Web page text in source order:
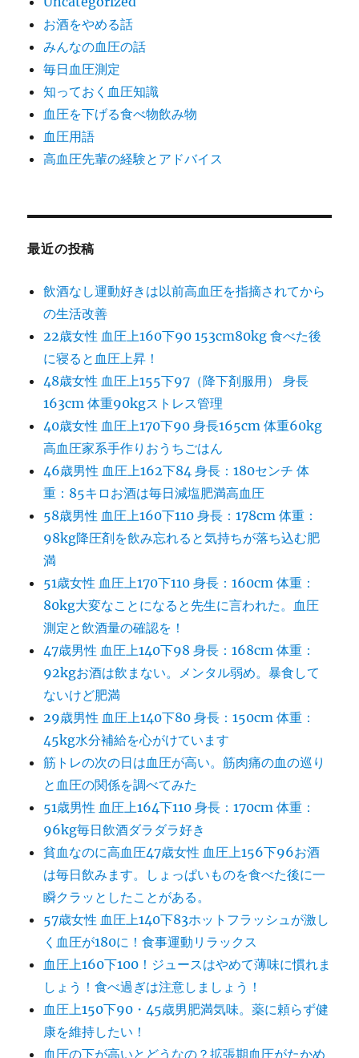
お酒をやめる話
みんなの血圧の話
毎日血圧測定
知っておく血圧知識
血圧を下げる食べ物飲み物
血圧用語
高血圧先輩の経験とアドバイス
最近の投稿
飲酒なし運動好きは以前高血圧を指摘されてから
の生活改善
22歳女性 血圧上160下90 153cm80kg 食べた後
に寝ると血圧上昇！
48歳女性 血圧上155下97（降下剤服用） 身長
163cm 体重90kgストレス管理
40歳女性 血圧上170下90 身長165cm 体重60kg
高血圧家系手作りおうちごはん
46歳男性 血圧上162下84 身長：180センチ 体
重：85キロお酒は毎日減塩肥満高血圧
58歳男性 血圧上160下110 身長：178cm 体重：
98kg降圧剤を飲み忘れると気持ちが落ち込む肥
満
51歳女性 血圧上170下110 身長：160cm 体重：
80kg大変なことになると先生に言われた。血圧
測定と飲酒量の確認を！
47歳男性 血圧上140下98 身長：168cm 体重：
92kgお酒は飲まない。メンタル弱め。暴食して
ないけど肥満
29歳男性 血圧上140下80 身長：150cm 体重：
45kg水分補給を心がけています
筋トレの次の日は血圧が高い。筋肉痛の血の巡り
と血圧の関係を調べてみた
51歳男性 血圧上164下110 身長：170cm 体重：
96kg毎日飲酒ダラダラ好き
貧血なのに高血圧47歳女性 血圧上156下96お酒
は毎日飲みます。しょっぱいものを食べた後に一
瞬クラッとしたことがある。
57歳女性 血圧上140下83ホットフラッシュが激し
く血圧が180に！食事運動リラックス
血圧上160下100！ジュースはやめて薄味に慣れま
しょう！食べ過ぎは注意しましょう！
血圧上150下90・45歳男肥満気味。薬に頼らず健
康を維持したい！
血圧の下が高いとどうなの？拡張期血圧がたかめ